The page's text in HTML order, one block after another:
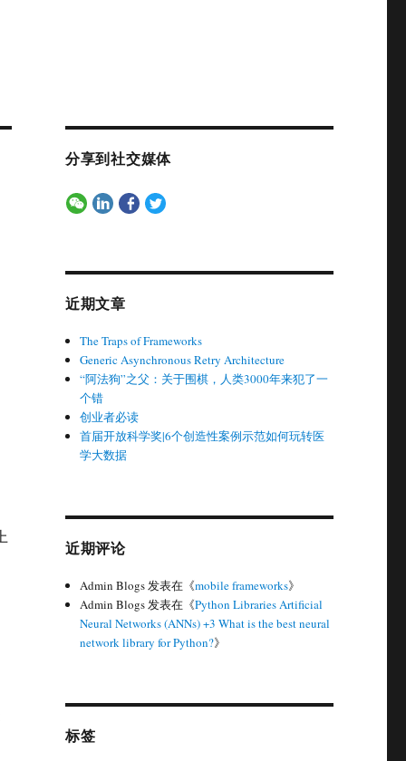
分享到社交媒体
近期文章
The Traps of Frameworks
Generic Asynchronous Retry Architecture
“阿法狗”之父：关于围棋，人类3000年来犯了一
个错
创业者必读
首届开放科学奖|6个创造性案例示范如何玩转医
学大数据
近期评论
Admin Blogs发表在《mobile frameworks》
Admin Blogs发表在《Python Libraries Artificial
Neural Networks (ANNs) +3 What is the best neural
network library for Python?》
标签